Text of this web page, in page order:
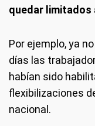
quedar limitados
Por ejemplo, ya
días las
habían sido
flexibilizaciones
nacional.